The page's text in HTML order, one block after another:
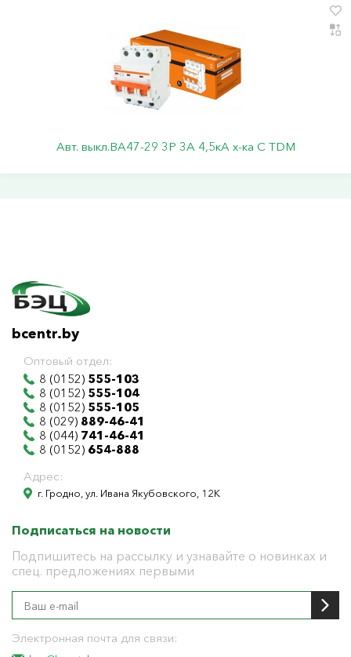
Авт. выкл.ВА47-29 3Р 3А 4,5кА х-ка С TDM
bcentr.by
Оптовый отдел:
8 (0152) 555-103
8 (0152) 555-104
8 (0152) 555-105
8 (029) 889-46-41
8 (044) 741-46-41
8 (0152) 654-888
Адрес:
г. Гродно, ул. Ивана Якубовского, 12К
Подписаться на новости
Подпишитесь на рассылку и узнавайте о новинках и
спец. предложениях первыми
Электронная почта для связи: